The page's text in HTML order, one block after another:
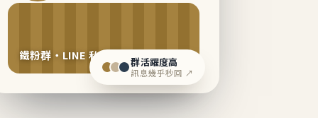
鐵粉群・LINE 私域運營中群活躍度高
訊息幾乎秒回 ↗